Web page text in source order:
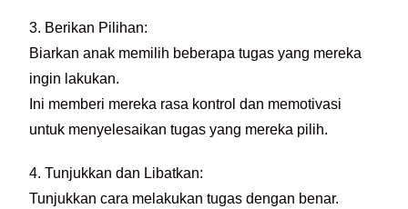
3. Berikan Pilihan:
Biarkan anak memilih beberapa tugas yang mereka
ingin lakukan.
Ini memberi mereka rasa kontrol dan memotivasi
untuk menyelesaikan tugas yang mereka pilih.
4. Tunjukkan dan Libatkan:
Tunjukkan cara melakukan tugas dengan benar.